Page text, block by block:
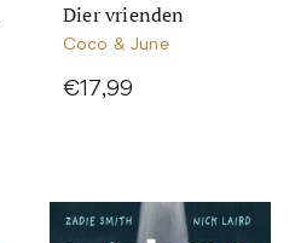
Dier vrienden
Coco & June
€17,99